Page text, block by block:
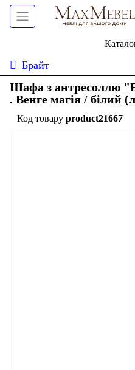
Брайт
Шафа з антресоллю
. Венге магія / білий
product21667